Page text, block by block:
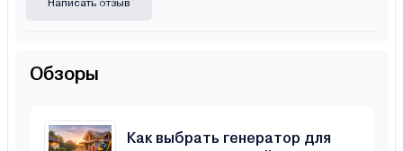
Написать отзыв
Обзоры
Как выбрать генератор для